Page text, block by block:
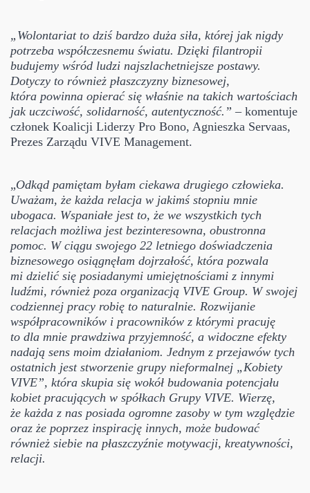
„Wolontariat to dziś bardzo duża siła, której jak nigdy
potrzeba współczesnemu światu. Dzięki filantropii
budujemy wśród ludzi najszlachetniejsze postawy.
Dotyczy to również płaszczyzny biznesowej,
która powinna opierać się właśnie na takich wartościach
jak uczciwość, solidarność, autentyczność.” – komentuje
członek Koalicji Liderzy Pro Bono, Agnieszka Servaas,
Prezes Zarządu VIVE Management.
„Odkąd pamiętam byłam ciekawa drugiego człowieka.
Uważam, że każda relacja w jakimś stopniu mnie
ubogaca. Wspaniałe jest to, że we wszystkich tych
relacjach możliwa jest bezinteresowna, obustronna
pomoc. W ciągu swojego 22 letniego doświadczenia
biznesowego osiągnęłam dojrzałość, która pozwala
mi dzielić się posiadanymi umiejętnościami z innymi
ludźmi, również poza organizacją VIVE Group. W swojej
codziennej pracy robię to naturalnie. Rozwijanie
współpracowników i pracowników z którymi pracuję
to dla mnie prawdziwa przyjemność, a widoczne efekty
nadają sens moim działaniom. Jednym z przejawów tych
ostatnich jest stworzenie grupy nieformalnej „Kobiety
VIVE”, która skupia się wokół budowania potencjału
kobiet pracujących w spółkach Grupy VIVE. Wierzę,
że każda z nas posiada ogromne zasoby w tym względzie
oraz że poprzez inspirację innych, może budować
również siebie na płaszczyźnie motywacji, kreatywności,
relacji.